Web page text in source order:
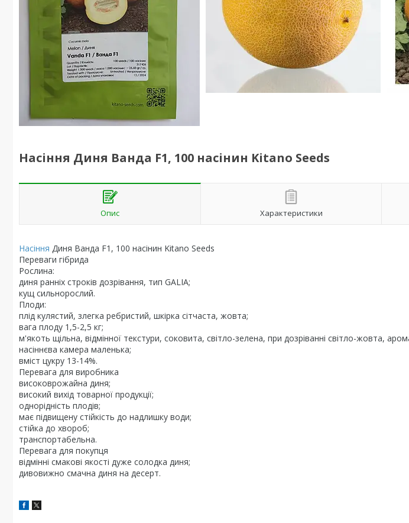
Насіння Диня Ванда F1, 100 насінин Kitano Seeds
Опис Характеристики
Насіння Диня Ванда F1, 100 насінин Kitano Seeds
Переваги гібрида
Рослина:
диня ранніх строків дозрівання, тип GALIA;
кущ сильнорослий.
Плоди:
плід кулястий, злегка ребристий, шкірка сітчаста, жовта;
вага плоду 1,5-2,5 кг;
м'якоть щільна, відмінної текстури, соковита, світло-зелена, при дозріванні світло-жовта,
насіннєва камера маленька;
вміст цукру 13-14%.
Перевага для виробника
високоврожайна диня;
високий вихід товарної продукції;
однорідність плодів;
має підвищену стійкість до надлишку води;
стійка до хвороб;
транспортабельна.
Перевага для покупця
відмінні смакові якості дуже солодка диня;
дивовижно смачна диня на десерт.